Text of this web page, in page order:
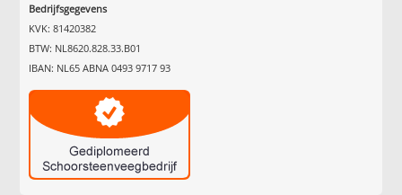
Bedrijfsgegevens
KVK: 81420382
BTW: NL8620.828.33.B01
IBAN: NL65 ABNA 0493 9717 93